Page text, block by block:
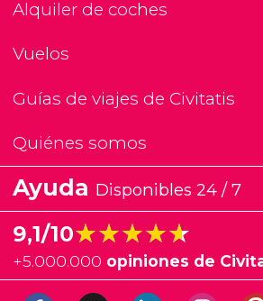
Alquiler de coches
Vuelos
Guías de viajes de Civitatis
Quiénes somos
Ayuda Disponibles 24 / 7
9,1/10★★★★★
★★★★★
+5.000.000 opiniones de